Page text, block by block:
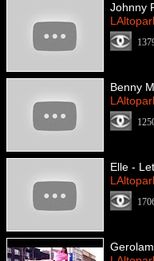
Johnny
Benny
Elle -